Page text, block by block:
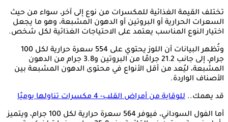
تختلف القيمة الغذائية للمكسرات من نوع إلى آخر، سواء من حيث
السعرات الحرارية أو البروتين أو الدهون المشبعة، وهو ما يجعل
اختيار النوع المناسب يعتمد على الاحتياجات الغذائية لكل شخص.
وتُظهر البيانات أن اللوز يحتوي على 554 سعرة حرارية لكل 100
جرام، إلى جانب 21.2 جرامًا من البروتين و3.8 جرام من الدهون
المشبعة، ليُعد من أقل الأنواع في محتوى الدهون المشبعة بين
الأصناف الواردة.
قد يهمك.. للوقاية من أمراض القلب- 4 مكسرات تناولها يوميًا
أما الفول السوداني، فيوفر 564 سعرة حرارية لكل 100 جرام، ويتميز